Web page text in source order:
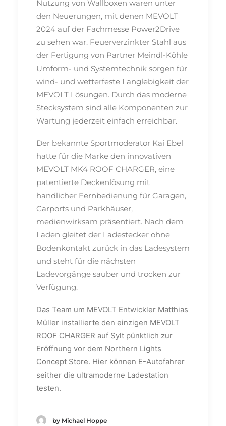
Nutzung von Wallboxen waren unter
den Neuerungen, mit denen MEVOLT
2024 auf der Fachmesse Power2Drive
zu sehen war. Feuerverzinkter Stahl aus
der Fertigung von Partner Meindl-Köhle
Umform- und Systemtechnik sorgen für
wind- und wetterfeste Langlebigkeit der
MEVOLT Lösungen. Durch das moderne
Stecksystem sind alle Komponenten zur
Wartung jederzeit einfach erreichbar.
Der bekannte Sportmoderator Kai Ebel
hatte für die Marke den innovativen
MEVOLT MK4 ROOF CHARGER, eine
patentierte Deckenlösung mit
handlicher Fernbedienung für Garagen,
Carports und Parkhäuser,
medienwirksam präsentiert. Nach dem
Laden gleitet der Ladestecker ohne
Bodenkontakt zurück in das Ladesystem
und steht für die nächsten
Ladevorgänge sauber und trocken zur
Verfügung.
Das Team um MEVOLT Entwickler Matthias
Müller installierte den einzigen MEVOLT
ROOF CHARGER auf Sylt pünktlich zur
Eröffnung vor dem Northern Lights
Concept Store. Hier können E-Autofahrer
seither die ultramoderne Ladestation
testen.
by Michael Hoppe